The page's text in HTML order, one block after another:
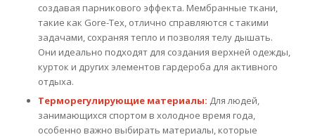
создавая парникового эффекта. Мембранные ткани,
такие как Gore-Tex, отлично справляются с такими
задачами, сохраняя тепло и позволяя телу дышать.
Они идеально подходят для создания верхней одежды,
курток и других элементов гардероба для активного
отдыха.
Терморегулирующие материалы: Для людей,
занимающихся спортом в холодное время года,
особенно важно выбирать материалы, которые